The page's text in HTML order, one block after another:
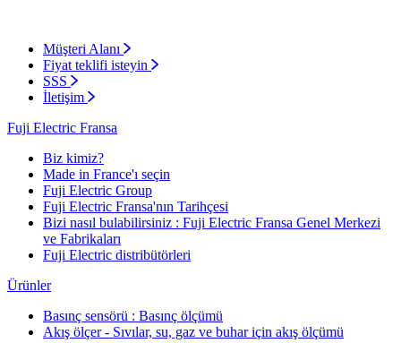
Müşteri Alanı
Fiyat teklifi isteyin
SSS
İletişim
Fuji Electric Fransa
Biz kimiz?
Made in France'ı seçin
Fuji Electric Group
Fuji Electric Fransa'nın Tarihçesi
Bizi nasıl bulabilirsiniz : Fuji Electric Fransa Genel Merkezi
ve Fabrikaları
Fuji Electric distribütörleri
Ürünler
Basınç sensörü : Basınç ölçümü
Akış ölçer - Sıvılar, su, gaz ve buhar için akış ölçümü